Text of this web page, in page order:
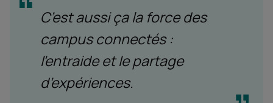
C’est aussi ça la force des
campus connectés :
l’entraide et le partage
d’expériences.